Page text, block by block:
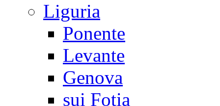
Liguria
Ponente
Levante
Genova
sui Fotia